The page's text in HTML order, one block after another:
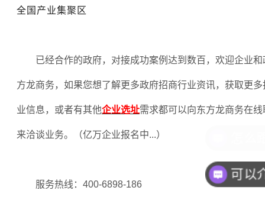
全国产业集聚区
已经合作的政府，对接成功案例达到数百，欢迎企业
方龙商务，如果您想了解更多政府招商行业资讯，获取更
业信息，或者有其他企业选址需求都可以向东方龙商务在
来洽谈业务。（亿万企业报名中...）
服务热线： 400-6898-186